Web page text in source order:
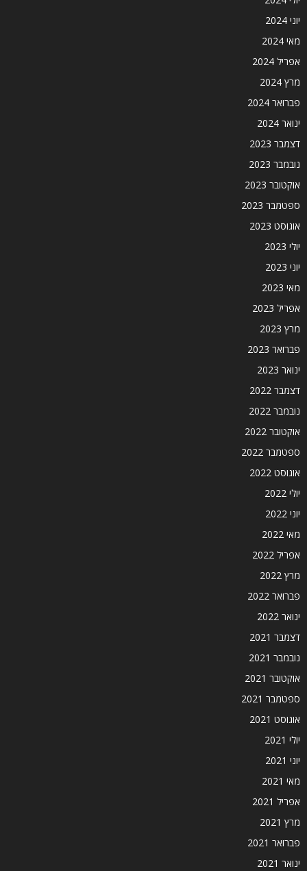
יוני 2024
מאי 2024
אפריל 2024
מרץ 2024
פברואר 2024
ינואר 2024
דצמבר 2023
נובמבר 2023
אוקטובר 2023
ספטמבר 2023
אוגוסט 2023
יולי 2023
יוני 2023
מאי 2023
אפריל 2023
מרץ 2023
פברואר 2023
ינואר 2023
דצמבר 2022
נובמבר 2022
אוקטובר 2022
ספטמבר 2022
אוגוסט 2022
יולי 2022
יוני 2022
מאי 2022
אפריל 2022
מרץ 2022
פברואר 2022
ינואר 2022
דצמבר 2021
נובמבר 2021
אוקטובר 2021
ספטמבר 2021
אוגוסט 2021
יולי 2021
יוני 2021
מאי 2021
אפריל 2021
מרץ 2021
פברואר 2021
ינואר 2021